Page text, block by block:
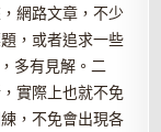
網路文章，不少
，或者追求一些
多有見解。二
實際上也就不免
，不免會出現各